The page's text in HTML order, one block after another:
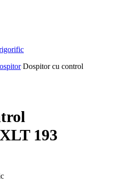
Dospitor cu control
193